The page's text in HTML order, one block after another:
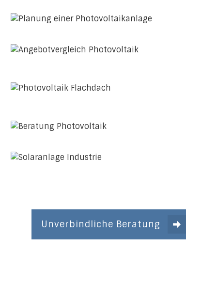
Unverbindliche Beratung